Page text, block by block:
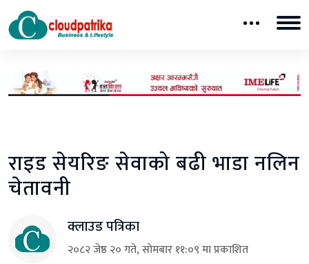
राइड सेयरिङ सेवाको बढी भाडा नलिन
चेतावनी
क्लाउड पत्रिका
२०८२ जेष्ठ २० गते, सोमबार ११:०९ मा प्रकाशित